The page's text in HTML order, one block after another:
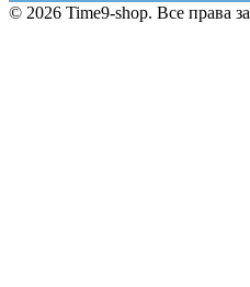
© 2026 Time9-shop. Все права